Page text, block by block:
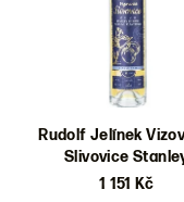
Rudolf Jelínek
Slivovice
Plantation Rum cask
1 151 Kč